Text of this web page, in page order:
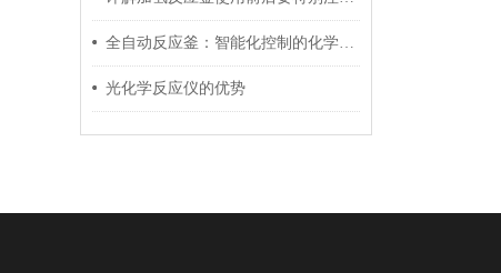
全自动反应釜：智能化控制的化学反应装置
光化学反应仪的优势